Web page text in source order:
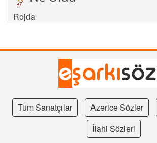
Rojda
Tüm Sanatçılar Azerice Sözler
İlahi Sözleri